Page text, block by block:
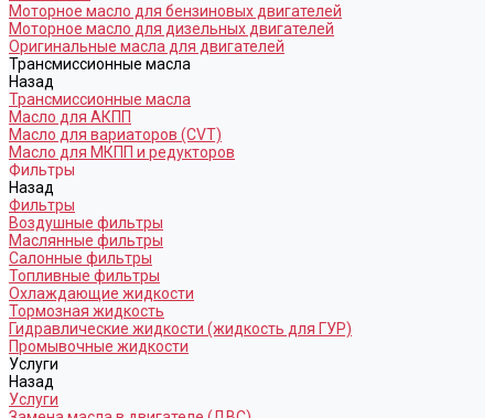
Моторное масло для бензиновых двигателей
Моторное масло для дизельных двигателей
Оригинальные масла для двигателей
Трансмиссионные масла
Назад
Трансмиссионные масла
Масло для АКПП
Масло для вариаторов (CVT)
Масло для МКПП и редукторов
Фильтры
Назад
Фильтры
Воздушные фильтры
Маслянные фильтры
Салонные фильтры
Топливные фильтры
Охлаждающие жидкости
Тормозная жидкость
Гидравлические жидкости (жидкость для ГУР)
Промывочные жидкости
Услуги
Назад
Услуги